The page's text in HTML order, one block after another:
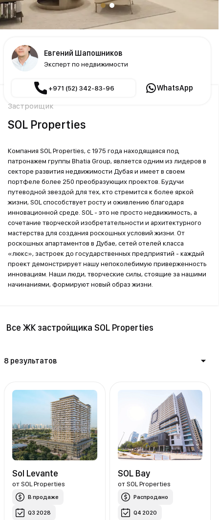
Застройщик
SOL Properties
Компания SOL Properties, с 1975 года находящаяся под
патронажем группы Bhatia Group, является одним из лидеров в
секторе развития недвижимости Дубая и имеет в своем
портфеле более 250 преобразующих проектов. Будучи
путеводной звездой для тех, кто стремится к более яркой
жизни, SOL способствует росту и оживлению благодаря
инновационной среде. SOL - это не просто недвижимость, а
сочетание творческой изобретательности и архитектурного
мастерства для создания роскошных условий жизни. От
роскошных апартаментов в Дубае, сетей отелей класса
«люкс», застроек до государственных предприятий - каждый
проект демонстрирует нашу непоколебимую приверженность
инновациям. Наши люди, творческие силы, стоящие за нашими
начинаниями, формируют новый образ жизни.
Евгений Шапошников
Эксперт по недвижимости
+971 (52) 342-83-96 WhatsApp
Все ЖК застройщика SOL Properties
8 результатов
Sol Levante
отSOL Properties
В продаже
Q3 2028
SOL Bay
от SOL Properties
Распродано
Q4 2020